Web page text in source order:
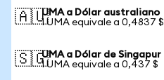
🇦🇺UMA a Dólar australiano
1 UMA equivale a 0,4837 $
🇸🇬UMA a Dólar de Singapur
1 UMA equivale a 0,437 $